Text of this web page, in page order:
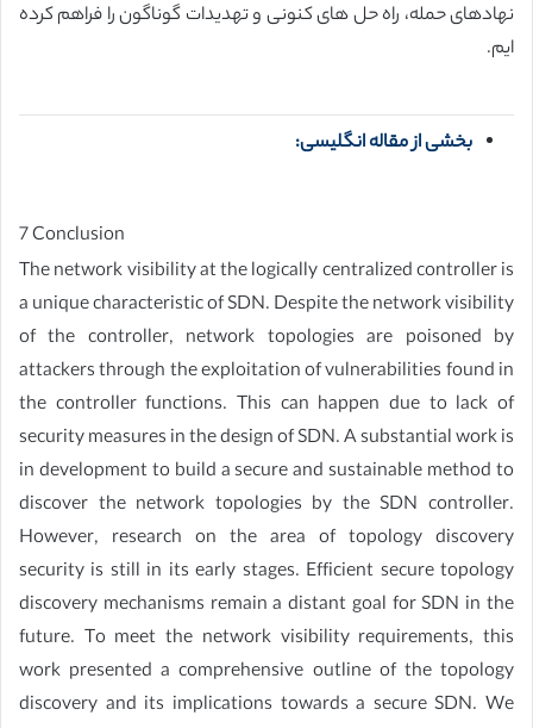
نهادهای حمله، راه حل های کنونی و تهدیدات گوناگون را فراهم کرده
ایم.
بخشی از مقاله انگلیسی:
7 Conclusion
The network visibility at the logically centralized controller is
a unique characteristic of SDN. Despite the network visibility
of the controller, network topologies are poisoned by
attackers through the exploitation of vulnerabilities found in
the controller functions. This can happen due to lack of
security measures in the design of SDN. A substantial work is
in development to build a secure and sustainable method to
discover the network topologies by the SDN controller.
However, research on the area of topology discovery
security is still in its early stages. Efficient secure topology
discovery mechanisms remain a distant goal for SDN in the
future. To meet the network visibility requirements, this
work presented a comprehensive outline of the topology
discovery and its implications towards a secure SDN. We